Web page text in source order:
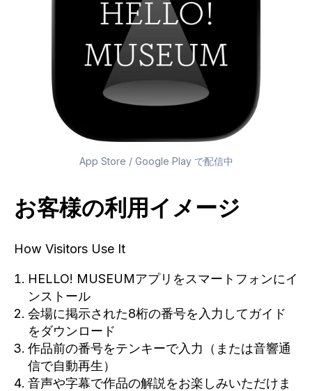
App Store / Google Play で配信中
お客様の利用イメージ
How Visitors Use It
HELLO! MUSEUMアプリをスマートフォンにイ
ンストール
会場に掲示された8桁の番号を入力してガイド
をダウンロード
作品前の番号をテンキーで入力（または音響通
信で自動再生）
音声や字幕で作品の解説をお楽しみいただけま